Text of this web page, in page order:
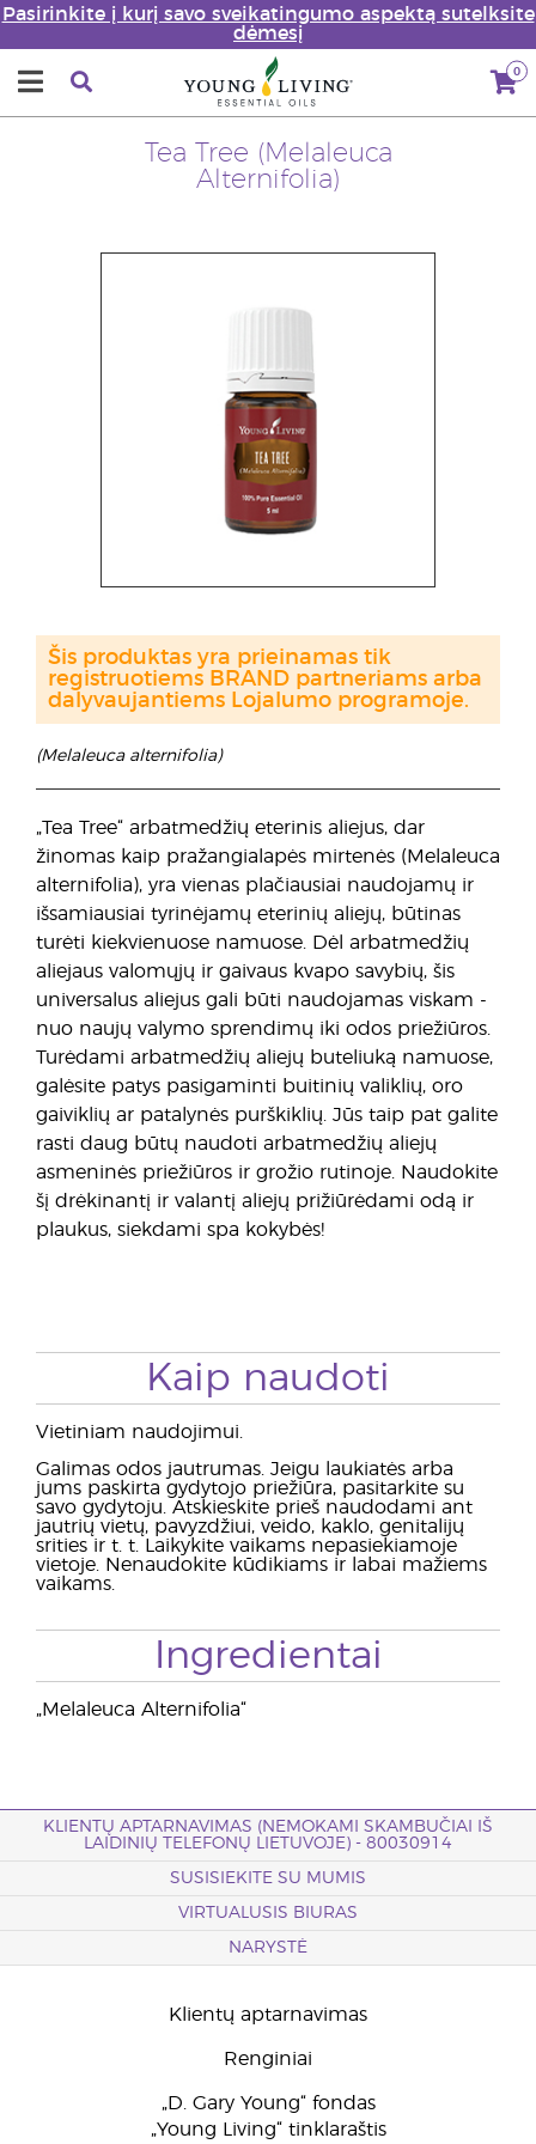
Pasirinkite į kurį savo sveikatingumo aspektą sutelksite
dėmesį
0
Tea Tree (Melaleuca
Alternifolia)
(Melaleuca alternifolia)
„Tea Tree“ arbatmedžių eterinis aliejus, dar
žinomas kaip pražangialapės mirtenės (Melaleuca
alternifolia), yra vienas plačiausiai naudojamų ir
išsamiausiai tyrinėjamų eterinių aliejų, būtinas
turėti kiekvienuose namuose. Dėl arbatmedžių
aliejaus valomųjų ir gaivaus kvapo savybių, šis
universalus aliejus gali būti naudojamas viskam -
nuo naujų valymo sprendimų iki odos priežiūros.
Turėdami arbatmedžių aliejų buteliuką namuose,
galėsite patys pasigaminti buitinių valiklių, oro
gaiviklių ar patalynės purškiklių. Jūs taip pat galite
rasti daug būtų naudoti arbatmedžių aliejų
asmeninės priežiūros ir grožio rutinoje. Naudokite
šį drėkinantį ir valantį aliejų prižiūrėdami odą ir
plaukus, siekdami spa kokybės!
Šis produktas yra prieinamas tik
registruotiems BRAND partneriams arba
dalyvaujantiems Lojalumo programoje.
Kaip naudoti
Vietiniam naudojimui.
Galimas odos jautrumas. Jeigu laukiatės arba
jums paskirta gydytojo priežiūra, pasitarkite su
savo gydytoju. Atskieskite prieš naudodami ant
jautrių vietų, pavyzdžiui, veido, kaklo, genitalijų
srities ir t. t. Laikykite vaikams nepasiekiamoje
vietoje. Nenaudokite kūdikiams ir labai mažiems
vaikams.
Ingredientai
„Melaleuca Alternifolia“
KLIENTŲ APTARNAVIMAS (NEMOKAMI SKAMBUČIAI IŠ
LAIDINIŲ TELEFONŲ LIETUVOJE) - 80030914
SUSISIEKITE SU MUMIS
VIRTUALUSIS BIURAS
NARYSTĖ
Klientų aptarnavimas
Renginiai
„D. Gary Young“ fondas
„Young Living“ tinklaraštis